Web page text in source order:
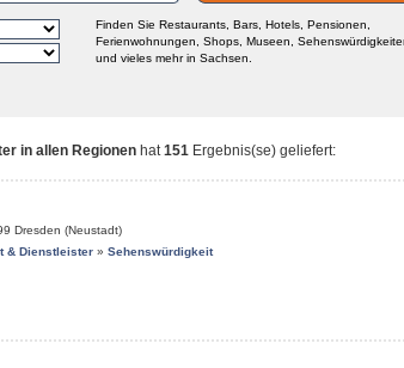
Finden Sie Restaurants, Bars, Hotels, Pensionen,
Ferienwohnungen, Shops, Museen,
und vieles mehr in Sachsen.
in allen Regionen hat151 Ergebnis(se) geliefert:
Dresden (Neustadt)
& Dienstleister » Sehenswürdigkeit